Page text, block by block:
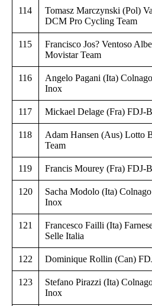
114
Tomasz Marczynski (Pol)
DCM Pro Cycling Team
115
Francisco Jos? Ventoso
Movistar Team
116
Angelo Pagani (Ita)
Inox
117 Mickael Delage (Fra) FDJ-
118
Adam Hansen (Aus) Lotto
Team
119 Francis Mourey (Fra) FDJ-
120
Sacha Modolo (Ita)
Inox
121
Francesco Failli (Ita)
Selle Italia
122 Dominique Rollin (Can)
123
Stefano Pirazzi (Ita)
Inox